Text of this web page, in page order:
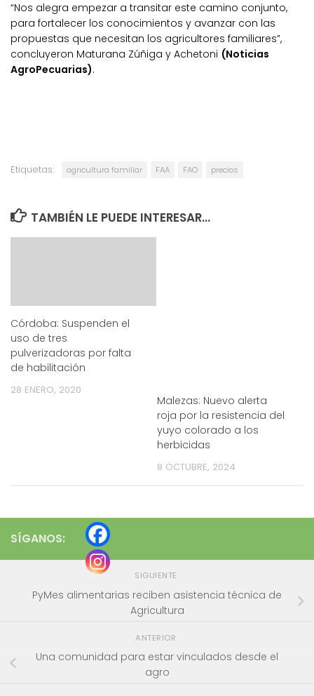
“Nos alegra empezar a transitar este camino conjunto,
para fortalecer los conocimientos y avanzar con las
propuestas que necesitan los agricultores familiares”,
concluyeron Maturana Zúñiga y Achetoni (Noticias
AgroPecuarias).
Etiquetas: agricultura familiar FAA FAO precios
TAMBIÉN LE PUEDE INTERESAR...
Córdoba: Suspenden el
uso de tres
pulverizadoras por falta
de habilitación
28 ENERO, 2020
Malezas: Nuevo alerta
roja por la resistencia del
yuyo colorado a los
herbicidas
8 OCTUBRE, 2024
SÍGANOS:
SIGUIENTE
PyMes alimentarias reciben asistencia técnica de
Agricultura
ANTERIOR
Una comunidad para estar vinculados desde el
agro